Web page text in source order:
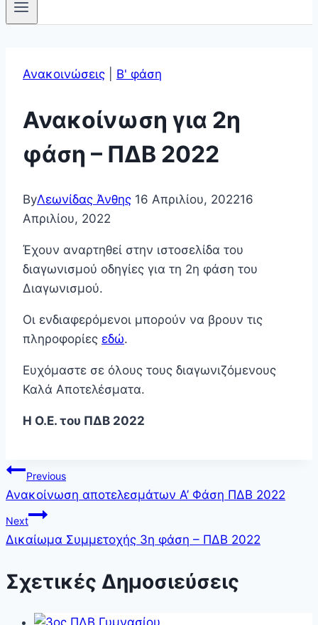
Ανακοινώσεις Β' φάση
Ανακοίνωση για 2η
φάση – ΠΔΒ 2022
ByΛεωνίδας Άνθης 16 Απριλίου, 202216
Απριλίου, 2022
Έχουν αναρτηθεί στην ιστοσελίδα του
διαγωνισμού οδηγίες για τη 2η φάση του
Διαγωνισμού.
Οι ενδιαφερόμενοι μπορούν να βρουν τις
πληροφορίες εδώ.
Ευχόμαστε σε όλους τους διαγωνιζόμενους
Καλά Αποτελέσματα.
Η Ο.Ε. του ΠΔΒ 2022
Πλοήγηση
άρθρων
Previous
Ανακοίνωση αποτελεσμάτων Α’ Φάση ΠΔΒ 2022
Next
Δικαίωμα Συμμετοχής 3η φάση – ΠΔΒ 2022
Σχετικές Δημοσιεύσεις